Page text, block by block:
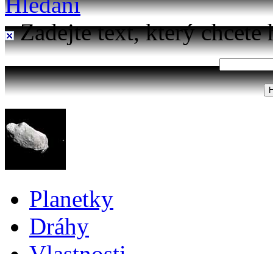
Zadejte text, který chcete
Planetky
Dráhy